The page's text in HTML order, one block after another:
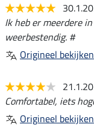
Ik heb er meerdere
weerbestendig. #
Origineel bekijken
Comfortabel, iets
Origineel bekijken